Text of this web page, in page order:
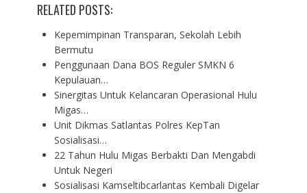
RELATED POSTS:
Kepemimpinan Transparan, Sekolah Lebih
Bermutu
Penggunaan Dana BOS Reguler SMKN 6
Kepulauan…
Sinergitas Untuk Kelancaran Operasional Hulu
Migas…
Unit Dikmas Satlantas Polres KepTan
Sosialisasi…
22 Tahun Hulu Migas Berbakti Dan Mengabdi
Untuk Negeri
Sosialisasi Kamseltibcarlantas Kembali Digelar